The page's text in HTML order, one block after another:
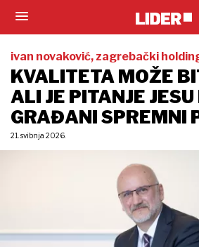
ivan novaković, zagrebački
KVALITETA MOŽE
ALI JE PITANJE JESU
GRAĐANI SPREMNI
21. svibnja 2026.